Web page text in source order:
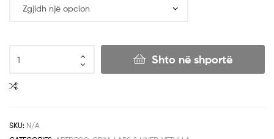
Shto në shportë
SKU: N/A